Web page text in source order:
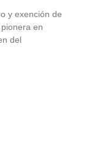
y exención de
en
del